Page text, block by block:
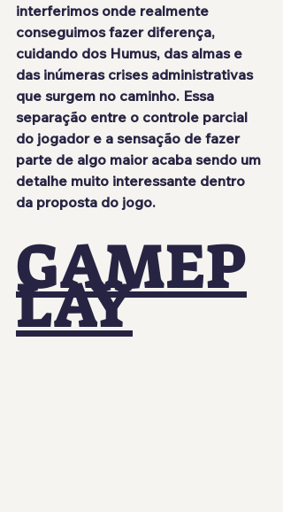
interferimos onde realmente
conseguimos fazer diferença,
cuidando dos Humus, das almas e
das inúmeras crises administrativas
que surgem no caminho. Essa
separação entre o controle parcial
do jogador e a sensação de fazer
parte de algo maior acaba sendo um
detalhe muito interessante dentro
da proposta do jogo.
GAMEP
LAY